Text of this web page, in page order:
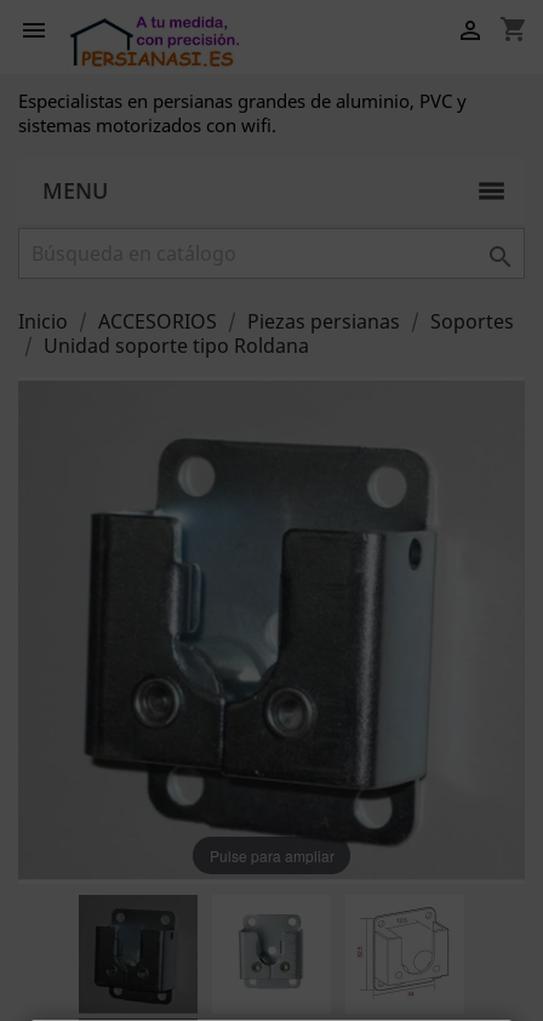
 shopping_cart

Especialistas en persianas grandes de aluminio, PVC y
sistemas motorizados con wifi.
MENU

Inicio ACCESORIOS Piezas persianas
Soportes
Unidad soporte tipo Roldana
Pulse para ampliar